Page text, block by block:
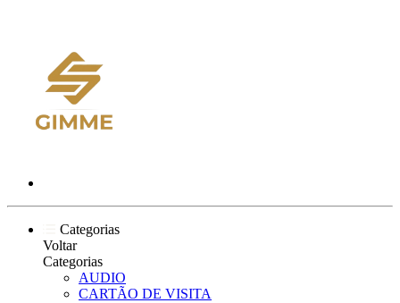
Categorias
Voltar
Categorias
AUDIO
CARTÃO DE VISITA